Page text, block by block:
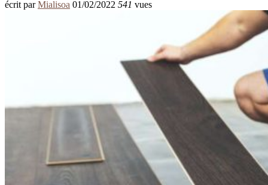
écrit parMialisoa 01/02/2022 541 vues